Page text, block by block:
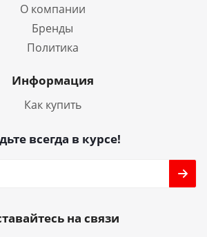
О компании
Бренды
Политика
Информация
Как купить
всегда в курсе!
на связи